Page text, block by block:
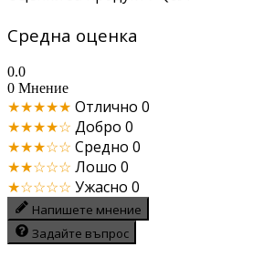
Средна оценка
0.0
0 Мнение
★★★★★ Отлично 0
★★★★☆ Добро 0
★★★☆☆ Средно 0
★★☆☆☆ Лошо 0
★☆☆☆☆ Ужасно 0
Напишете мнение
Задайте въпрос